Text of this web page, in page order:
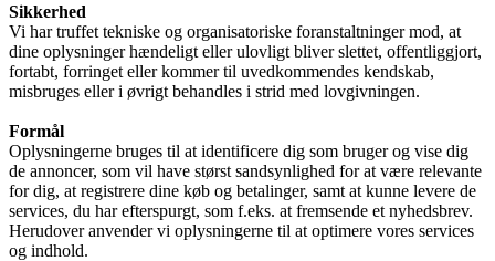
Sikkerhed
Vi har truffet tekniske og organisatoriske foranstaltninger mod, at
dine oplysninger hændeligt eller ulovligt bliver slettet, offentliggjort,
fortabt, forringet eller kommer til uvedkommendes kendskab,
misbruges eller i øvrigt behandles i strid med lovgivningen.
Formål
Oplysningerne bruges til at identificere dig som bruger og vise dig
de annoncer, som vil have størst sandsynlighed for at være relevante
for dig, at registrere dine køb og betalinger, samt at kunne levere de
services, du har efterspurgt, som f.eks. at fremsende et nyhedsbrev.
Herudover anvender vi oplysningerne til at optimere vores services
og indhold.